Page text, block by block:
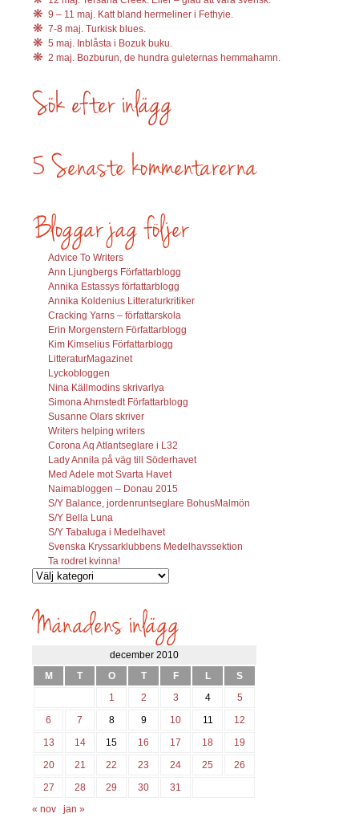
9 – 11 maj. Katt bland hermeliner i Fethyie.
7-8 maj. Turkisk blues.
5 maj. Inblåsta i Bozuk buku.
2 maj. Bozburun, de hundra guleternas hemmahamn.
Advice To Writers
Ann Ljungbergs Författarblogg
Annika Estassys författarblogg
Annika Koldenius Litteraturkritiker
Cracking Yarns – författarskola
Erin Morgenstern Författarblogg
Kim Kimselius Författarblogg
LitteraturMagazinet
Lyckobloggen
Nina Källmodins skrivarlya
Simona Ahrnstedt Författarblogg
Susanne Olars skriver
Writers helping writers
Corona Aq Atlantseglare i L32
Lady Annila på väg till Söderhavet
Med Adele mot Svarta Havet
Naimabloggen – Donau 2015
S/Y Balance, jordenruntseglare BohusMalmön
S/Y Bella Luna
S/Y Tabaluga i Medelhavet
Svenska Kryssarklubbens Medelhavssektion
Ta rodret kvinna!
Vilka
söks?
december 2010
M
T O T F L
S
1
2 3 4
5
6
7 8 9 10 11
12
13
14 15 16 17 18
19
20
21 22 23 24 25
26
27
28 29 30
31
« nov
jan »